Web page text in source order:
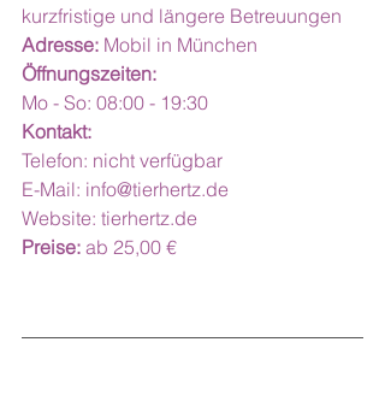
kurzfristige und längere Betreuungen
Adresse: Mobil in München
Öffnungszeiten:
Mo - So: 08:00 - 19:30
Kontakt:
Telefon: nicht verfügbar
E-Mail: info@tierhertz.de
Website: tierhertz.de
Preise: ab 25,00 €